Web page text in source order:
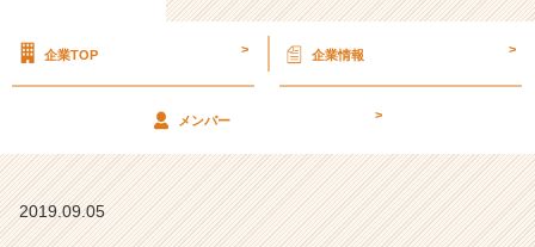
ス
ル
企業TOP > 企業情報 >
メンバー >
2019.09.05